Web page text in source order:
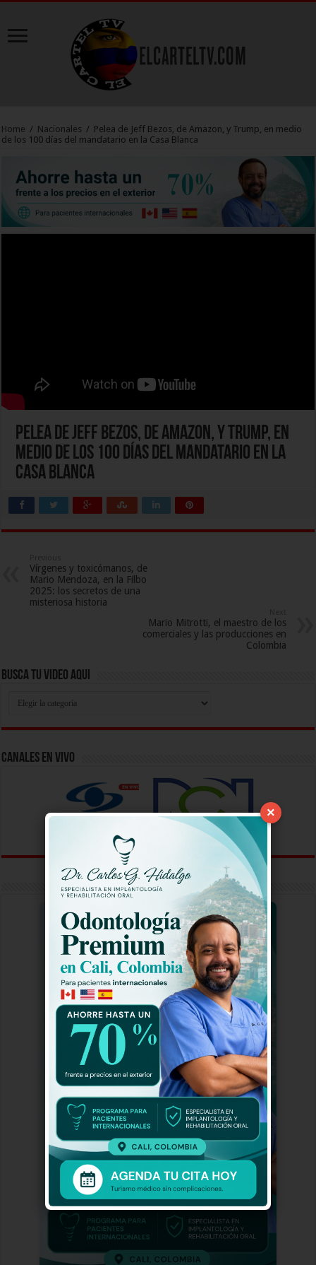
Home / Nacionales / Pelea de Jeff Bezos, de Amazon, y Trump, en medio
de los 100 días del mandatario en la Casa Blanca
Pelea de Jeff Bezos, de Amazon, y Trump, en
medio de los 100 días del mandatario en la
Casa Blanca
Vírgenes y toxicómanos, de
Mario Mendoza, en la Filbo
2025: los secretos de una
misteriosa historia
Mario Mitrotti, el maestro de los
comerciales y las producciones en
Colombia
Busca Tu Video Aqui
Aqui
Canales En Vivo
×